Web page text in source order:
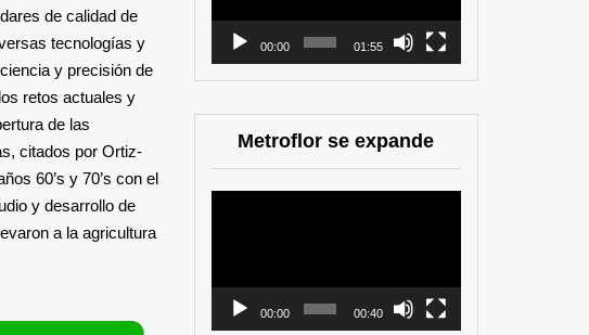
de calidad de
tecnologías y
y precisión de
retos actuales y
de las
citados por Ortiz-
60’s y 70’s con el
y desarrollo de
a la agricultura
00:00 01:55
Metroflor se expande
00:00 00:40